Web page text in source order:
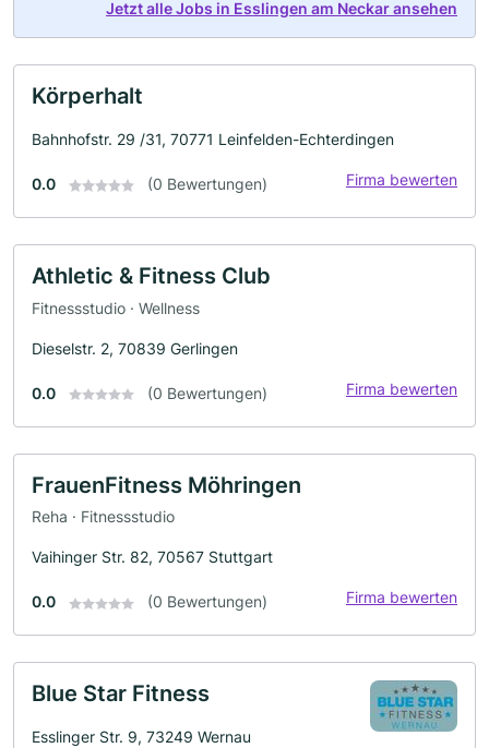
Jetzt alle Jobs in Esslingen am Neckar ansehen
Körperhalt
Bahnhofstr. 29 /31, 70771 Leinfelden-Echterdingen
0.0 (0 Bewertungen) Firma bewerten
Athletic & Fitness Club
Fitnessstudio · Wellness
Dieselstr. 2, 70839 Gerlingen
0.0 (0 Bewertungen) Firma bewerten
FrauenFitness Möhringen
Reha · Fitnessstudio
Vaihinger Str. 82, 70567 Stuttgart
0.0 (0 Bewertungen) Firma bewerten
Blue Star Fitness
Esslinger Str. 9, 73249 Wernau